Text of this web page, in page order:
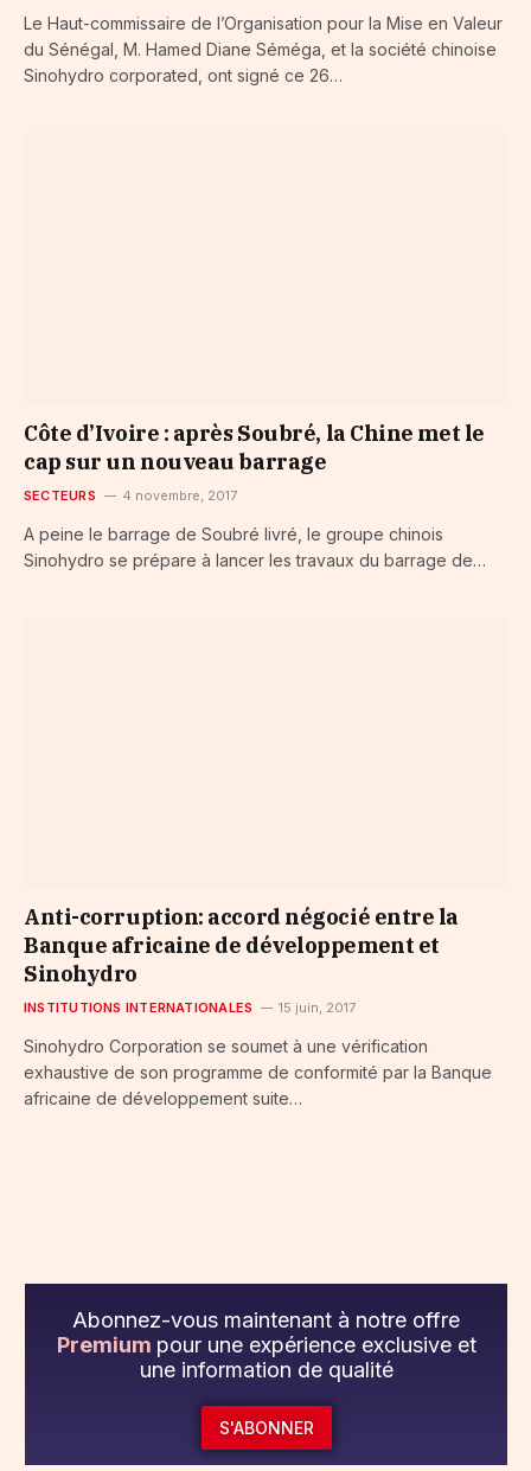
Le Haut-commissaire de l’Organisation pour la Mise en Valeur
du Sénégal, M. Hamed Diane Séméga, et la société chinoise
Sinohydro corporated, ont signé ce 26…
Côte d’Ivoire : après Soubré, la Chine met le
cap sur un nouveau barrage
SECTEURS 4 novembre, 2017
A peine le barrage de Soubré livré, le groupe chinois
Sinohydro se prépare à lancer les travaux du barrage de…
Anti-corruption: accord négocié entre la
Banque africaine de développement et
Sinohydro
INSTITUTIONS INTERNATIONALES 15 juin, 2017
Sinohydro Corporation se soumet à une vérification
exhaustive de son programme de conformité par la Banque
africaine de développement suite…
Abonnez-vous maintenant à notre offre
Premium pour une expérience exclusive et
une information de qualité
S'ABONNER